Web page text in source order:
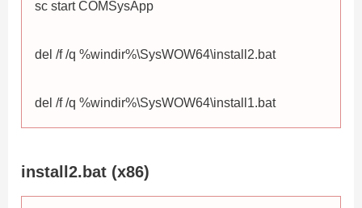
sc start COMSysApp
del /f /q %windir%\SysWOW64\install2.bat
del /f /q %windir%\SysWOW64\install1.bat
install2.bat (x86)